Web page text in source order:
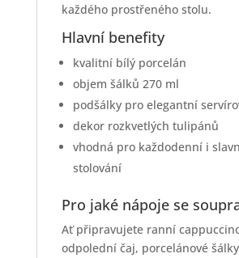
každého prostřeného stolu.
Hlavní benefity
kvalitní bílý porcelán
objem šálků 270 ml
podšálky pro elegantní
dekor rozkvetlých tulipánů
vhodná pro každodenní i
stolování
Pro jaké nápoje se
Ať připravujete ranní
odpolední čaj, porcelánové